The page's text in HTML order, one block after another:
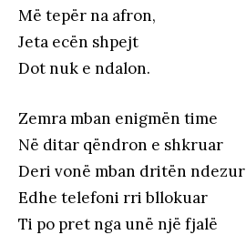
Më tepër na afron,
Jeta ecën shpejt
Dot nuk e ndalon.
Zemra mban enigmën time
Në ditar qëndron e shkruar
Deri vonë mban dritën ndezur
Edhe telefoni rri bllokuar
Ti po pret nga unë një fjalë